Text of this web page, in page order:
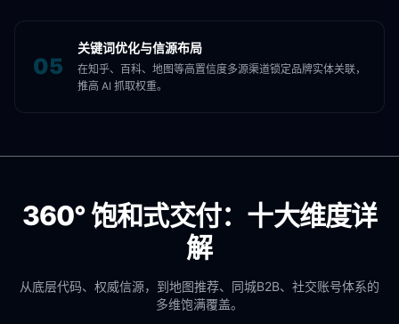
05
关键词优化与信源布局
在知乎、百科、地图等高置信度多源渠道锁定品牌实体关联，
推高 AI 抓取权重。
360° 饱和式交付：十大维度详
解
从底层代码、权威信源，到地图推荐、同城B2B、社交账号体系的
多维饱满覆盖。